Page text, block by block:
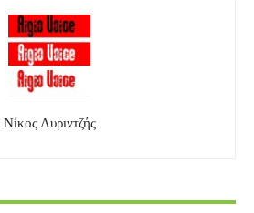
Νίκος Λυριντζής